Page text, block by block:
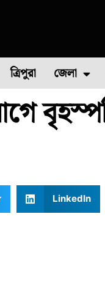
মাছ চাষ পোল্ট্রি
ত্রিপুরা জেলা
উত্তর ২৪
LinkedIn